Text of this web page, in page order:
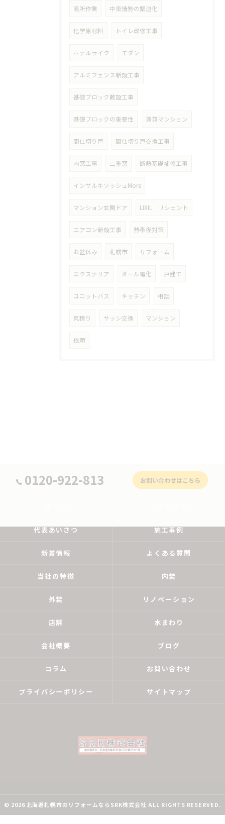
高所作業 中東情勢の緊迫化
化学原材料 トイレ改修工事
ホテルライク モダン
アルミフェンス新設工事
基礎ブロック敷設工事
基礎ブロックの重要性 賃貸マンション
間仕切り戸 間仕切り戸交換工事
内窓工事 二重窓 断熱基礎補修工事
インサルキソッシュMore
マンション玄関ドア LIXIL リシェント
エアコン新設工事 熱帯夜対策
お盆休み 札幌市 リフォーム
エクステリア オール電化 戸建て
ユニットバス キッチン 相談
見積り サッシ交換 マンション
依頼
0120-922-813 お問い合わせはこちら
代表あいさつ 施工事例
新着情報 よくある質問
当社の特徴 内装
外装 リノベーション
店舗 水まわり
会社概要 ブログ
コラム お問い合わせ
プライバシーポリシー サイトマップ
© 2026 北海道札幌市のリフォームならSRK株式会社 ALL RIGHTS RESERVED.